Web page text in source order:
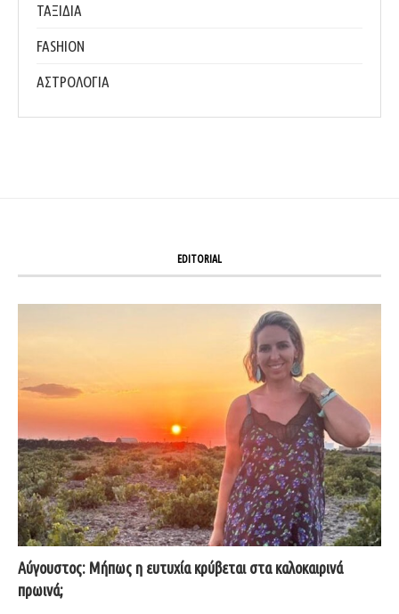
ΤΑΞΙΔΙΑ
FASHION
ΑΣΤΡΟΛΟΓΙΑ
EDITORIAL
Αύγουστος: Μήπως η ευτυχία κρύβεται στα καλοκαιρινά
πρωινά;